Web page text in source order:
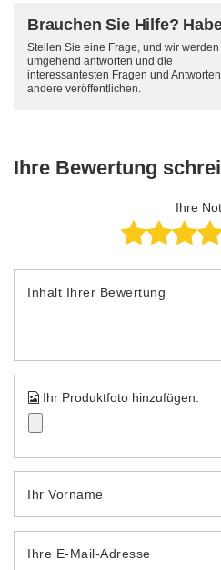
Brauchen Sie Hilfe?
Stellen Sie eine Frage, und wir werden
umgehend antworten und die
interessantesten Fragen und
andere veröffentlichen.
Ihre Bewertung
Ihre
Inhalt Ihrer Bewertung
Ihr Produktfoto hinzufügen:
Ihr Vorname
Ihre E-Mail-Adresse